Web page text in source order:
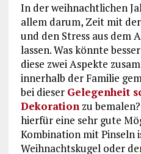
In der weihnachtlichen
allem darum, Zeit mit
und den Stress aus dem
lassen. Was könnte
diese zwei Aspekte
innerhalb der Familie
bei dieser Gelegenheit
Dekorationzu
hierfür eine sehr gute
Kombination mit Pinseln
Weihnachtskugel oder